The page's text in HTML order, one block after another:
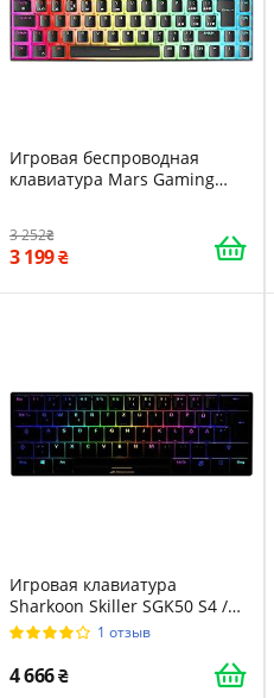
Игровая беспроводная
клавиатура Mars Gaming
подсветка / UKR / Black
3 252
3 199
Игровая клавиатура
Sharkoon Skiller SGK50 S4 /
Механическая / Kailh Red
/ Black
1 отзыв
4 666